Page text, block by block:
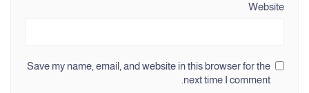
Website
Save my name, email, and website in this browser for the
next time I comment.